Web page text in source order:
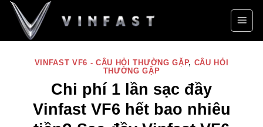
Bỏ
nội
VINFAST VF6 - CÂU HỎI THƯỜNG GẶP, CÂU HỎI
THƯỜNG GẶP
Chi phí 1 lần sạc đầy
Vinfast VF6 hết bao nhiêu